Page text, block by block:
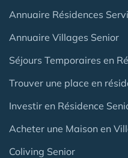
Annuaire Résidences
Annuaire Villages Senior
Séjours Temporaires en
Trouver une place en
Investir en Résidence
Acheter une Maison en
Coliving Senior